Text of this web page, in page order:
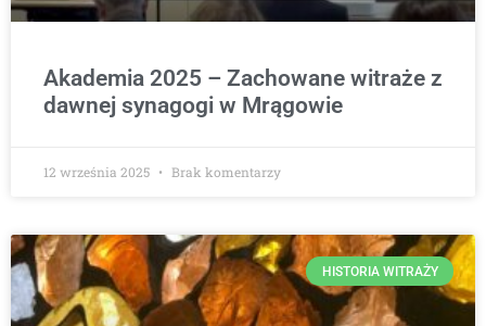
Akademia 2025 – Zachowane witraże z
dawnej synagogi w Mrągowie
12 września 2025 Brak komentarzy
HISTORIA WITRAŻY